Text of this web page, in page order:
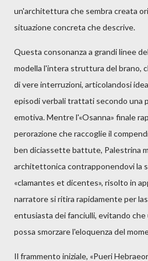
un'architettura che sembra creata
situazione concreta che descrive.
Questa consonanza a grandi linee
modella l'intera struttura del brano,
di vere interruzioni, articolandosi
episodi verbali trattati secondo una
emotiva. Mentre l'«Osanna» finale
perorazione che raccoglie il
ben diciassette battute, Palestrina
architettonica contrapponendovi la
«clamantes et dicentes», risolto in
narratore si ritira rapidamente per
entusiasta dei fanciulli, evitando
possa smorzare l'eloquenza del
Il frammento iniziale, «Pueri